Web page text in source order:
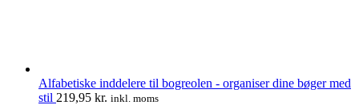
Alfabetiske inddelere til bogreolen - organiser dine bøger med
stil 219,95 kr. inkl. moms